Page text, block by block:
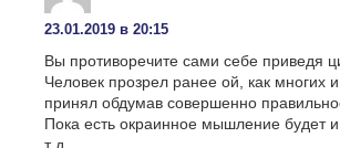
23.01.2019 в 20:15
Вы противоречите сами себе приведя
Человек прозрел ранее ой, как многих
принял обдумав совершенно
Пока есть окраинное мышление будет